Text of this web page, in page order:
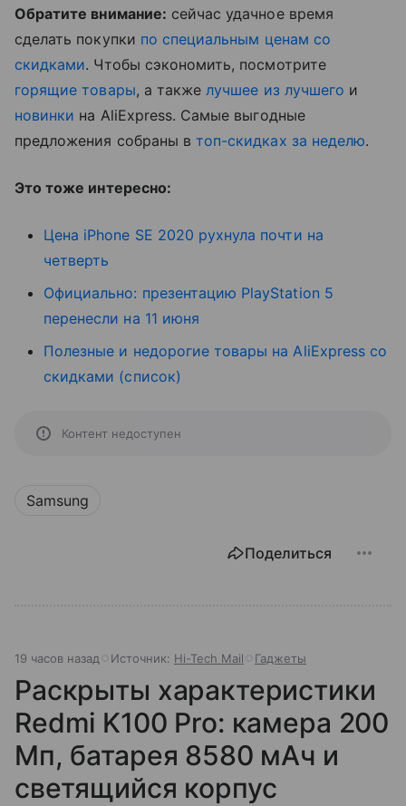
Обратите внимание: сейчас удачное время
сделать покупки по специальным ценам со
скидками. Чтобы сэкономить, посмотрите
горящие товары, а такжелучшее из лучшего и
новинки на AliExpress. Самые выгодные
предложения собраны втоп-скидках за неделю.
Это тоже интересно:
Цена iPhone SE 2020 рухнула почти на
четверть
Официально: презентацию PlayStation 5
перенесли на 11 июня
Полезные и недорогие товары на AliExpress со
скидками (список)
Контент недоступен
Samsung
Поделиться
19 часов назад Источник: Hi-Tech Mail Гаджеты
Раскрыты характеристики
Redmi K100 Pro: камера 200
Мп, батарея 8580 мАч и
светящийся корпус